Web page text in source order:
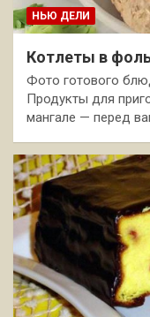
НЬЮ ДЕЛИ
Котлеты в
Фото готового
Продукты для
мангале — перед